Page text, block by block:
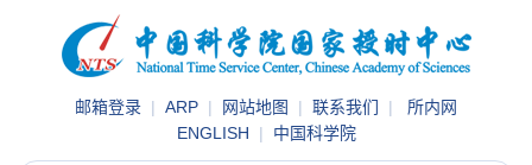
邮箱登录 | ARP | 网站地图 | 联系我们 | 所内网
ENGLISH | 中国科学院